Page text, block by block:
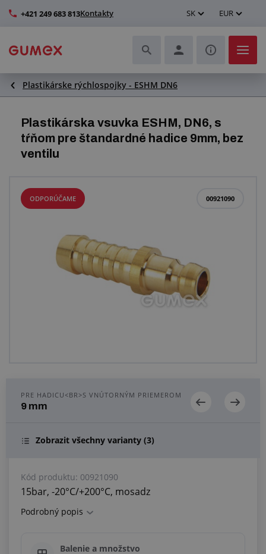
+421 249 683 813Kontakty SK EUR
Hadice a ich kompletizácia
Profily a výroba tesnení
Technické plasty
Lepšie pracovné prostredie
Ďalšie gumové a plastové výrobky
Centrum dopytov
Plastikárske rýchlospojky - ESHM DN6
Plastikárska vsuvka ESHM, DN6, s
tŕňom pre štandardné hadice 9mm, bez
ventilu
00921090
ODPORÚČAME
PRE HADICU<BR>S VNÚTORNÝM PRIEMEROM
9 mm
Zobrazit všechny varianty (3)
Kód produktu: 00921090
15bar, -20°C/+200°C, mosadz
Podrobný popis
Balenie a množstvo